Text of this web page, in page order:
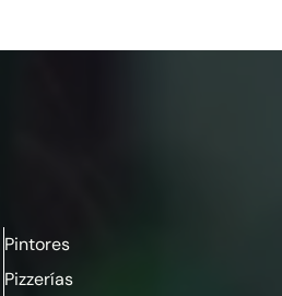
Pintores
Pizzerías